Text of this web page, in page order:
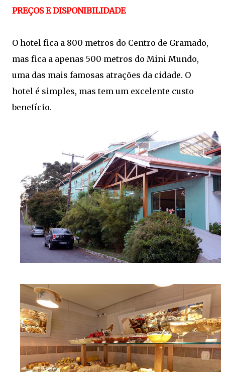
PREÇOS E DISPONIBILIDADE
O hotel fica a 800 metros do Centro de Gramado,
mas fica a apenas 500 metros do Mini Mundo,
uma das mais famosas atrações da cidade. O
hotel é simples, mas tem um excelente custo
benefício.